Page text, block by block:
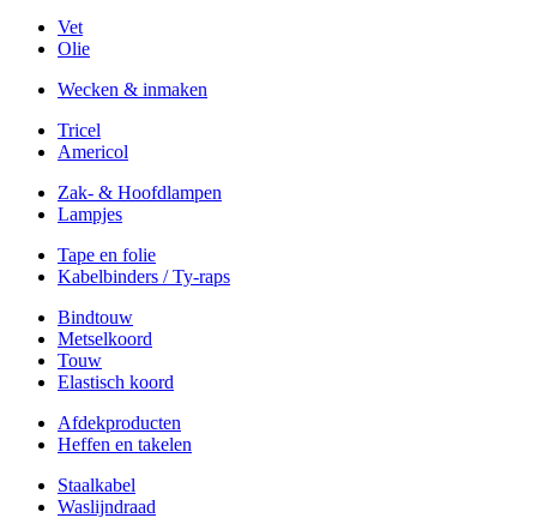
Vet
Olie
Wecken & inmaken
Tricel
Americol
Zak- & Hoofdlampen
Lampjes
Tape en folie
Kabelbinders / Ty-raps
Bindtouw
Metselkoord
Touw
Elastisch koord
Afdekproducten
Heffen en takelen
Staalkabel
Waslijndraad